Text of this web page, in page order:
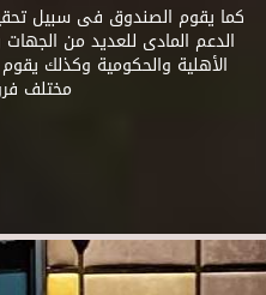
كما يقوم الصندوق فى سبيل
الدعم المادى للعديد من الجهات
الأهلية والحكومية وكذلك
مختلف